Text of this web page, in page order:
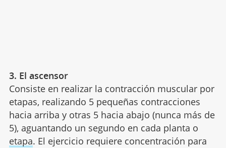
3. El ascensor
Consiste en realizar la contracción muscular por
etapas, realizando 5 pequeñas contracciones
hacia arriba y otras 5 hacia abajo (nunca más de
5), aguantando un segundo en cada planta o
etapa. El ejercicio requiere concentración para